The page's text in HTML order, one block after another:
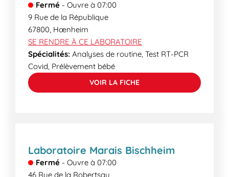
Fermé - Ouvre à 07:00
9 Rue de la République
67800, Hœnheim
SE RENDRE À CE LABORATOIRE
Spécialités: Analyses de routine, Test RT-PCR
Covid, Prélèvement bébé
VOIR LA FICHE
Laboratoire Marais Bischheim
Fermé - Ouvre à 07:00
46 Rue de la Robertsau